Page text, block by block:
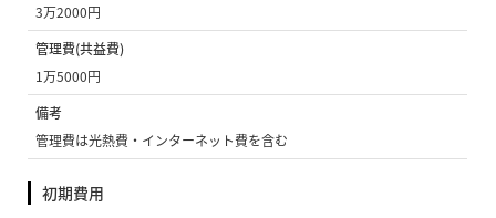
3万2000円
管理費(共益費)
1万5000円
備考
管理費は光熱費・インターネット費を含む
初期費用